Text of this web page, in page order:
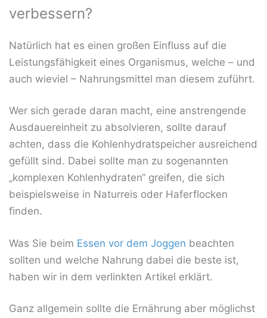
verbessern?
Natürlich hat es einen großen Einfluss auf die
Leistungsfähigkeit eines Organismus, welche – und
auch wieviel – Nahrungsmittel man diesem zuführt.
Wer sich gerade daran macht, eine anstrengende
Ausdauereinheit zu absolvieren, sollte darauf
achten, dass die Kohlenhydratspeicher ausreichend
gefüllt sind. Dabei sollte man zu sogenannten
„komplexen Kohlenhydraten“ greifen, die sich
beispielsweise in Naturreis oder Haferflocken
finden.
Was Sie beim Essen vor dem Joggen beachten
sollten und welche Nahrung dabei die beste ist,
haben wir in dem verlinkten Artikel erklärt.
Ganz allgemein sollte die Ernährung aber möglichst